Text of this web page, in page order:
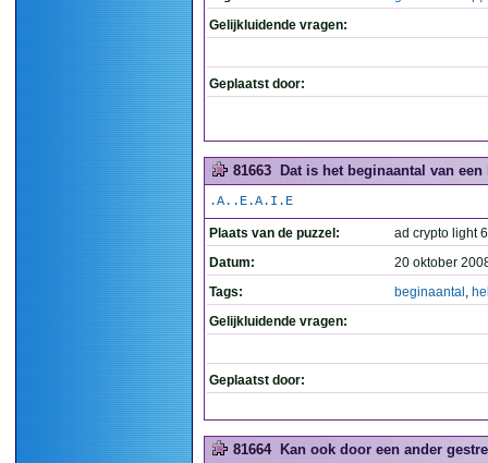
Gelijkluidende vragen:
Geplaatst door:
81663 Dat is het beginaantal van een
.A..E.A.I.E
Plaats van de puzzel:
ad crypto light
Datum:
20 oktober
Tags:
beginaantal ,
Gelijkluidende vragen:
Geplaatst door:
81664 Kan ook door een ander